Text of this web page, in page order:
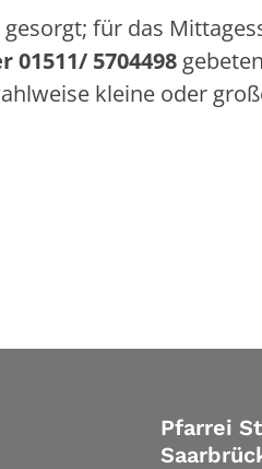
für das
5704498
kleine oder
Pfarrei